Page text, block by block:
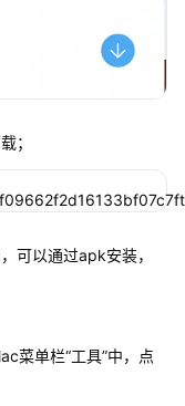
；
可以通过apk安装，
菜单栏“工具”中，点